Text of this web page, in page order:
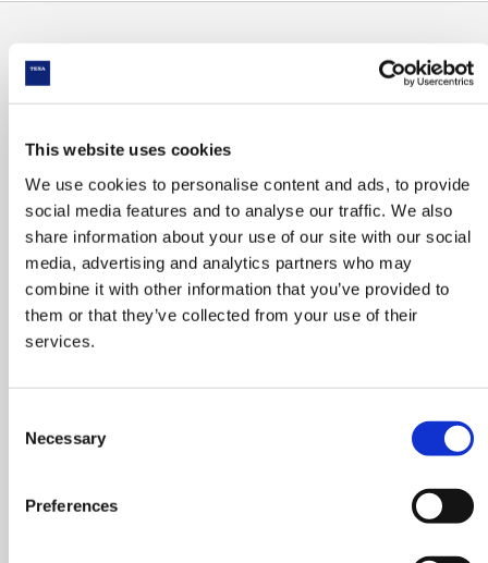
This website uses cookies
We use cookies to personalise content and ads, to provide
social media features and to analyse our traffic. We also
share information about your use of our site with our social
media, advertising and analytics partners who may
combine it with other information that you’ve provided to
them or that they’ve collected from your use of their
services.
Selection
Necessary
Preferences
KIT
IDENTIFICATORE
REFRIGERANTE
Il sistema
diidentificazione
del refrigerantedi
TEXA si basa sulla
tecnologiaNDIR(Non-
Dispersive Infrared)
attingendo a un
esperienza nella
di analisi dei gas di
scarico, riconosciuti